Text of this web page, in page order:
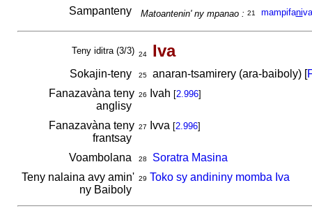
Sampanteny Matoantenin' ny mpanao : 21 mampifaniva
Teny iditra (3/3) 24 Iva
Sokajin-teny 25anaran-tsamirery (ara-baiboly) [
Fanazavàna teny
anglisy
26 Ivah [2.996]
Fanazavàna teny
frantsay
27 Ivva [2.996]
Voambolana 28
Soratra Masina
Teny nalaina avy amin'
ny Baiboly
29 Toko sy andininy momba Iva